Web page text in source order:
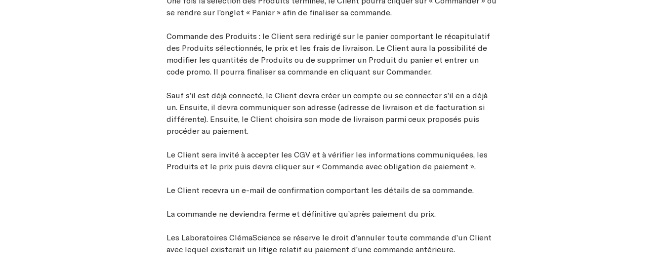
se rendre sur l’onglet « Panier » afin de finaliser sa commande.
Commande des Produits : le Client sera redirigé sur le panier comportant le récapitulatif
des Produits sélectionnés, le prix et les frais de livraison. Le Client aura la possibilité de
modifier les quantités de Produits ou de supprimer un Produit du panier et entrer un
code promo. Il pourra finaliser sa commande en cliquant sur Commander.
Sauf s’il est déjà connecté, le Client devra créer un compte ou se connecter s’il en a déjà
un. Ensuite, il devra communiquer son adresse (adresse de livraison et de facturation si
différente). Ensuite, le Client choisira son mode de livraison parmi ceux proposés puis
procéder au paiement.
Le Client sera invité à accepter les CGV et à vérifier les informations communiquées, les
Produits et le prix puis devra cliquer sur « Commande avec obligation de paiement ».
Le Client recevra un e-mail de confirmation comportant les détails de sa commande.
La commande ne deviendra ferme et définitive qu’après paiement du prix.
Les Laboratoires ClémaScience se réserve le droit d’annuler toute commande d’un Client
avec lequel existerait un litige relatif au paiement d’une commande antérieure.